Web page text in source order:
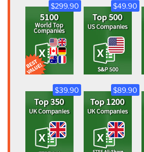
$299.90 $49.90
$39.90 $89.90